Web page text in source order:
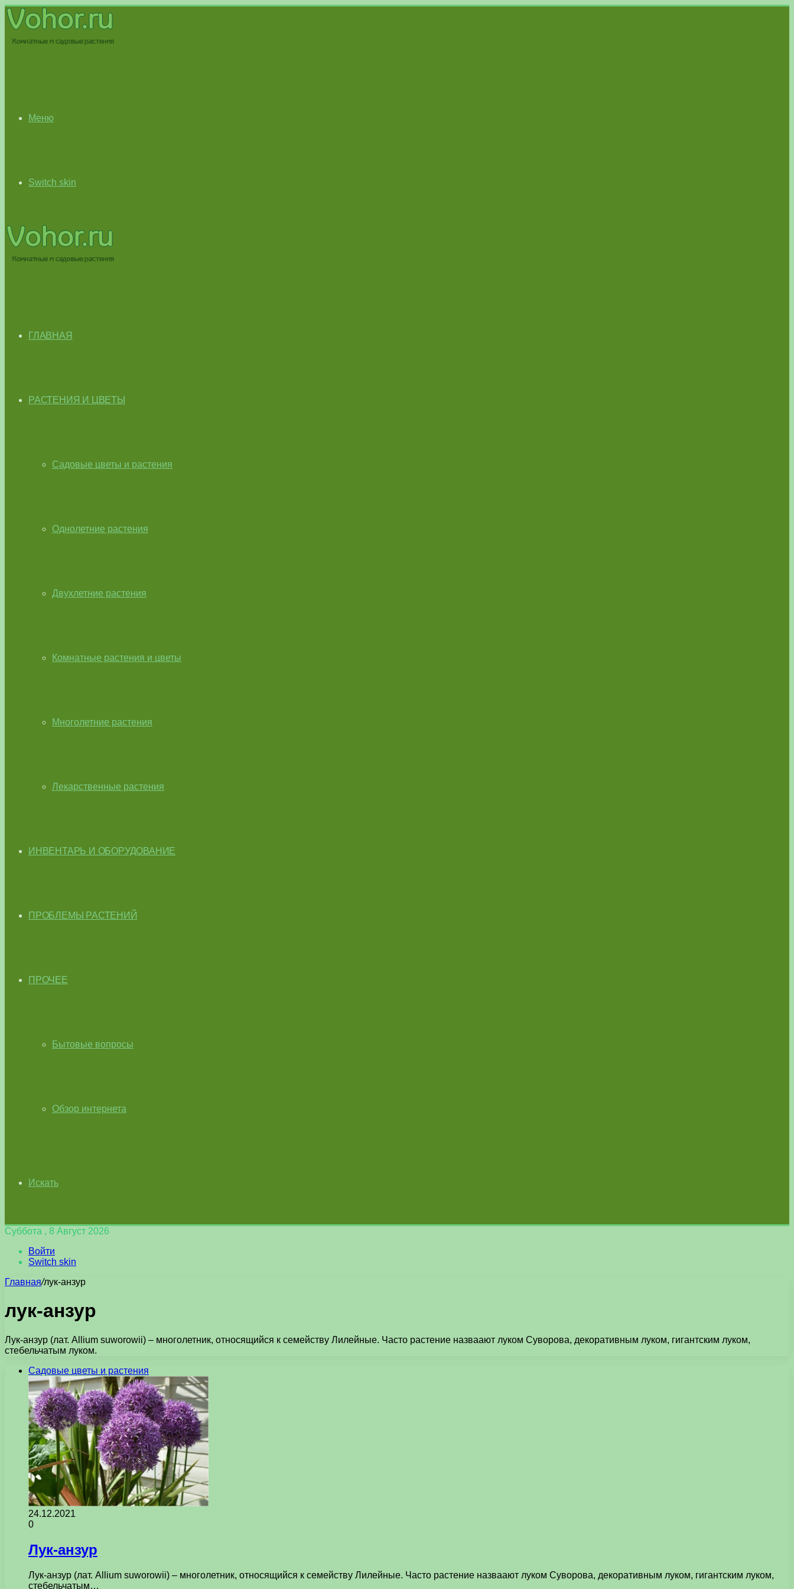
Меню
Switch skin
ГЛАВНАЯ
РАСТЕНИЯ И ЦВЕТЫ
Садовые цветы и растения
Однолетние растения
Двухлетние растения
Комнатные растения и цветы
Многолетние растения
Лекарственные растения
ИНВЕНТАРЬ И ОБОРУДОВАНИЕ
ПРОБЛЕМЫ РАСТЕНИЙ
ПРОЧЕЕ
Бытовые вопросы
Обзор интернета
Искать
Суббота , 8 Август 2026
Войти
Switch skin
Главная/лук-анзур
лук-анзур
Лук-анзур (лат. Allium suworowii) – многолетник, относящийся к семейству Лилейные. Часто растение назваают луком Суворова, декоративным луком, гигантским луком,
стебельчатым луком.
Садовые цветы и растения
24.12.2021
0
Лук-анзур
Лук-анзур (лат. Allium suworowii) – многолетник, относящийся к семейству Лилейные. Часто растение назваают луком Суворова, декоративным луком, гигантским луком,
стебельчатым…